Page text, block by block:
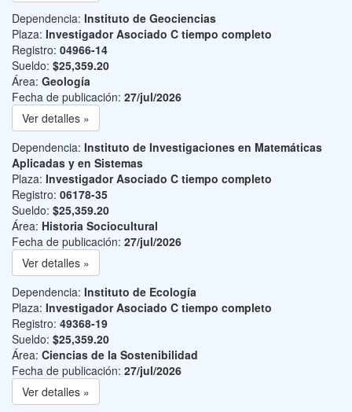
Dependencia: Instituto de Geociencias
Plaza: Investigador Asociado C tiempo completo
Registro: 04966-14
Sueldo: $25,359.20
Área: Geología
Fecha de publicación: 27/jul/2026
Ver detalles »
Dependencia: Instituto de Investigaciones en Matemáticas
Aplicadas y en Sistemas
Plaza: Investigador Asociado C tiempo completo
Registro: 06178-35
Sueldo: $25,359.20
Área: Historia Sociocultural
Fecha de publicación: 27/jul/2026
Ver detalles »
Dependencia: Instituto de Ecología
Plaza: Investigador Asociado C tiempo completo
Registro: 49368-19
Sueldo: $25,359.20
Área: Ciencias de la Sostenibilidad
Fecha de publicación: 27/jul/2026
Ver detalles »